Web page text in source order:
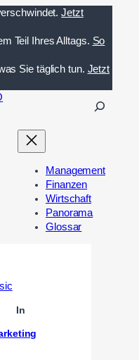
Jetzt
Teil Ihres Alltags. So
Sie täglich tun. Jetzt
n
Management
Finanzen
Wirtschaft
Panorama
Glossar
In